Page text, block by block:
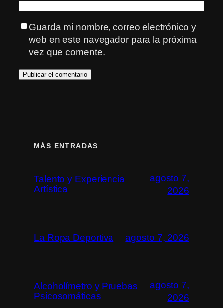
Guarda mi nombre, correo electrónico y
web en este navegador para la próxima
vez que comente.
MÁS ENTRADAS
Talento y Experiencia
Artística
agosto 7,
2026
La Ropa Deportiva agosto 7, 2026
Alcoholímetro y Pruebas
Psicosomáticas
agosto 7,
2026